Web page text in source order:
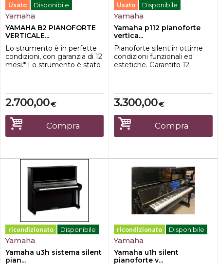
Usato Disponibile
Yamaha
YAMAHA B2 PIANOFORTE
VERTICALE...
Lo strumento è in perfette
condizioni, con garanzia di 12
mesi.* Lo strumento è stato
meccanica, perni e corde
con sostituzioni di
componenti dove
necessitavano.* La
regolazione della meccanica
è stata effettuata sotto il
€
2.700,00
Compra
Usato Disponibile
Yamaha
Yamaha p112 pianoforte
vertica...
Pianoforte silent in ottime
condizioni funzionali ed
estetiche. Garantito 12
Number
E316880Dimensioni53.5 ×
150 × 112 cmIL PREZZO
NON INCLUDE IL
TRASPORTO E LA
CONSEGNA.
€
3.300,00
Compra
ricondizionato Disponibile
Yamaha
Yamaha u3h sistema silent
pian...
ricondizionato Disponibile
Yamaha
Yamaha u1h silent
pianoforte v...